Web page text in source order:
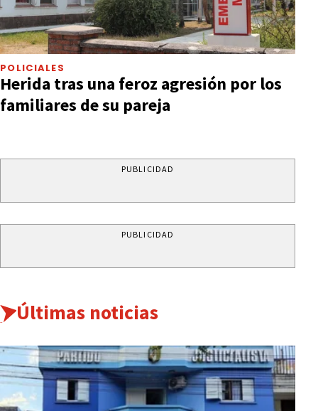
POLICIALES
Herida tras una feroz agresión por los
familiares de su pareja
PUBLICIDAD
PUBLICIDAD
Últimas noticias